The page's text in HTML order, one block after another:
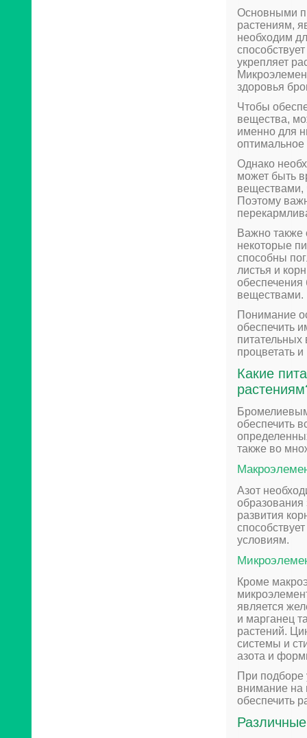
Основными
растениям,
необходим
укрепляет
здоровья
Чтобы
вещества,
именно для
Однако
может быть
веществами,
Поэтому
Важно также
некоторые
способны
листья и
веществами.
Понимание
обеспечить
питательных
процветать
Какие
обеспечить
также во
Азот
развития
условиям.
Кроме
является
и марганец
растений.
системы и
азота и
При подборе
внимание на
обеспечить